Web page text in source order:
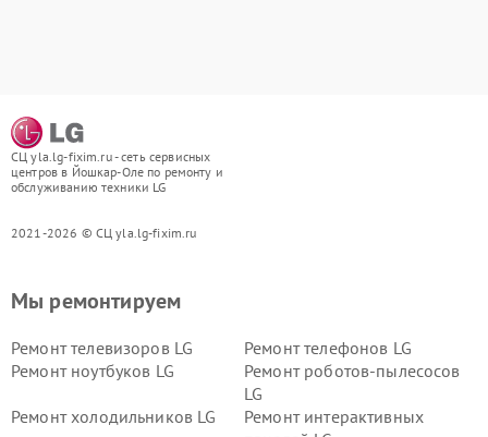
СЦ yla.lg-fixim.ru - сеть сервисных
центров в Йошкар-Оле по ремонту и
обслуживанию техники LG
2021-2026 © СЦ yla.lg-fixim.ru
Мы ремонтируем
Ремонт телевизоров LG
Ремонт телефонов LG
Ремонт ноутбуков LG
Ремонт роботов-пылесосов
LG
Ремонт холодильников LG
Ремонт интерактивных